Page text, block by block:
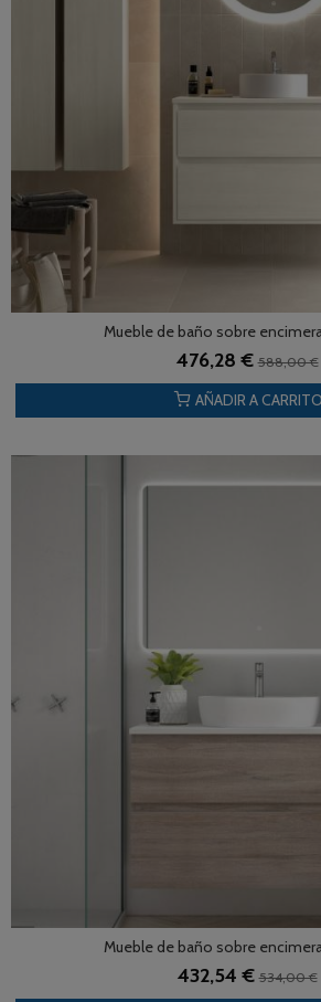
Mueble de baño sobre
476,28 €588,00 €
AÑADIR A CARRITO
Mueble de baño sobre
432,54 €534,00 €